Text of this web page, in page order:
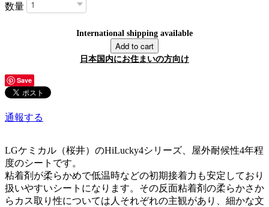
数量
International shipping available
Add to cart
日本国内にお住まいの方向け
Save
通報する
LGケミカル（桜井）のHiLucky4シリーズ、屋外耐候性4年程
度のシートです。
粘着剤が柔らかめで低温時などの初期接着力も安定しており
扱いやすいシートになります。その反面粘着剤の柔らかさか
らカス取り性については人それぞれの主観があり、細かな文